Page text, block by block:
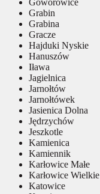
Grabin
Grabina
Gracze
Hajduki Nyskie
Hanuszów
Iława
Jagielnica
Jarnołtów
Jarnołtówek
Jasienica Dolna
Jędrzychów
Jeszkotle
Kamienica
Kamiennik
Karłowice Małe
Karłowice Wielkie
Katowice